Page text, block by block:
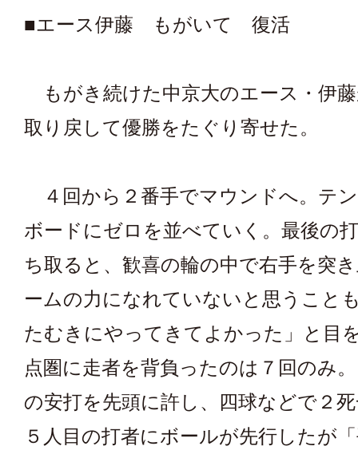
■エース伊藤 もがいて 復活
もがき続けた中京大のエース・伊
取り戻して優勝をたぐり寄せた。
４回から２番手でマウンドへ。テ
ボードにゼロを並べていく。最後の
ち取ると、歓喜の輪の中で右手を突
ームの力になれていないと思うこと
たむきにやってきてよかった」と目
点圏に走者を背負ったのは７回のみ
の安打を先頭に許し、四球などで２
５人目の打者にボールが先行したが